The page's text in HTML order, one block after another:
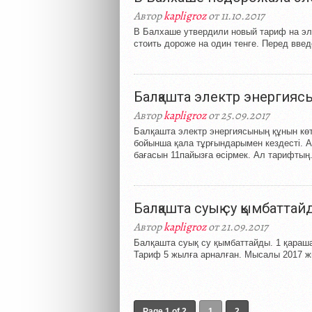
Авторkapligrozот 11.10.2017
В Балхаше утвердили новый тариф на
стоить дороже на один тенге. Перед
Балқашта электр
Авторkapligrozот 25.09.2017
Балқашта электр энергиясының құнын
бойынша қала тұрғындарымен кездесті.
бағасын 11пайызға өсірмек. Ал
Балқашта суық су
Авторkapligrozот 21.09.2017
Балқашта суық су қымбаттайды. 1
Тариф 5 жылға арналған. Мысалы 2017